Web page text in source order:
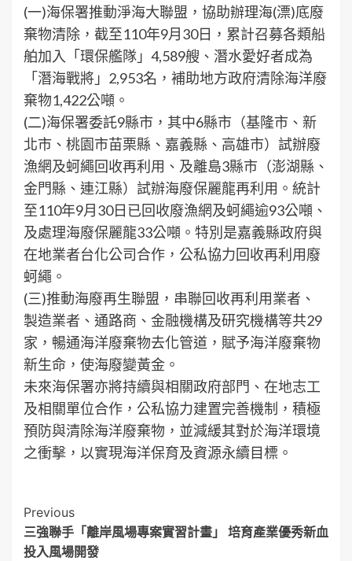
(一)海保署推動淨海大聯盟，協助辦理海(漂)底廢
棄物清除，截至110年9月30日，累計召募各類船
舶加入「環保艦隊」4,589艘、潛水愛好者成為
「潛海戰將」2,953名，補助地方政府清除海洋廢
棄物1,422公噸。
(二)海保署委託9縣市，其中6縣市（基隆市、新
北市、桃園市苗栗縣、嘉義縣、高雄市）試辦廢
漁網及蚵繩回收再利用、及離島3縣市（澎湖縣、
金門縣、連江縣）試辦海廢保麗龍再利用。統計
至110年9月30日已回收廢漁網及蚵繩逾93公噸、
及處理海廢保麗龍33公噸。特別是嘉義縣政府與
在地業者台化公司合作，公私協力回收再利用廢
蚵繩。
(三)推動海廢再生聯盟，串聯回收再利用業者、
製造業者、通路商、金融機構及研究機構等共29
家，暢通海洋廢棄物去化管道，賦予海洋廢棄物
新生命，使海廢變黃金。
未來海保署亦將持續與相關政府部門、在地志工
及相關單位合作，公私協力建置完善機制，積極
預防與清除海洋廢棄物，並減緩其對於海洋環境
之衝擊，以實現海洋保育及資源永續目標。
Post
Navigation
Previous
三強聯手「離岸風場專案實習計畫」 培育產業優秀新血
投入風場開發